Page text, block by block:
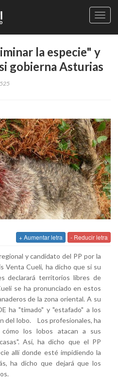
la especie" y
gobierna Asturias
+ Aumentar letra - Reducir letra
y candidato del PP por la
Venta Cueli, ha dicho que si su
declarará territorios libres de
se ha pronunciado en estos
de la zona oriental. A su
ha "timado" y "estafado" a los
del lobo. Los profesionales, ha
cómo los lobos atacan a sus
Así, ha dicho que el PP
allí donde esté impidiendo la
ha dicho que dejará que los